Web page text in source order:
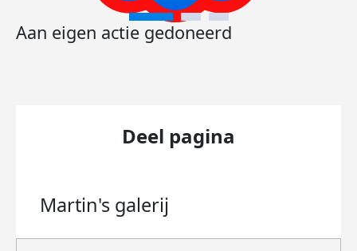
Aan eigen actie gedoneerd
Deel pagina
Martin's galerij